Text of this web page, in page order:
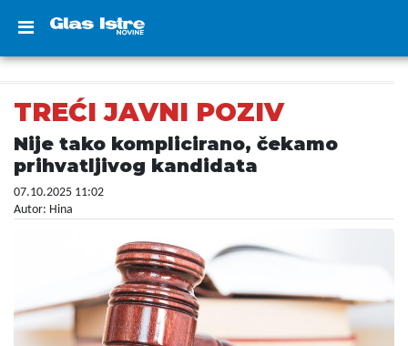
TREĆI JAVNI POZIV
Nije tako komplicirano, čekamo
prihvatljivog kandidata
07.10.2025 11:02
Autor: Hina